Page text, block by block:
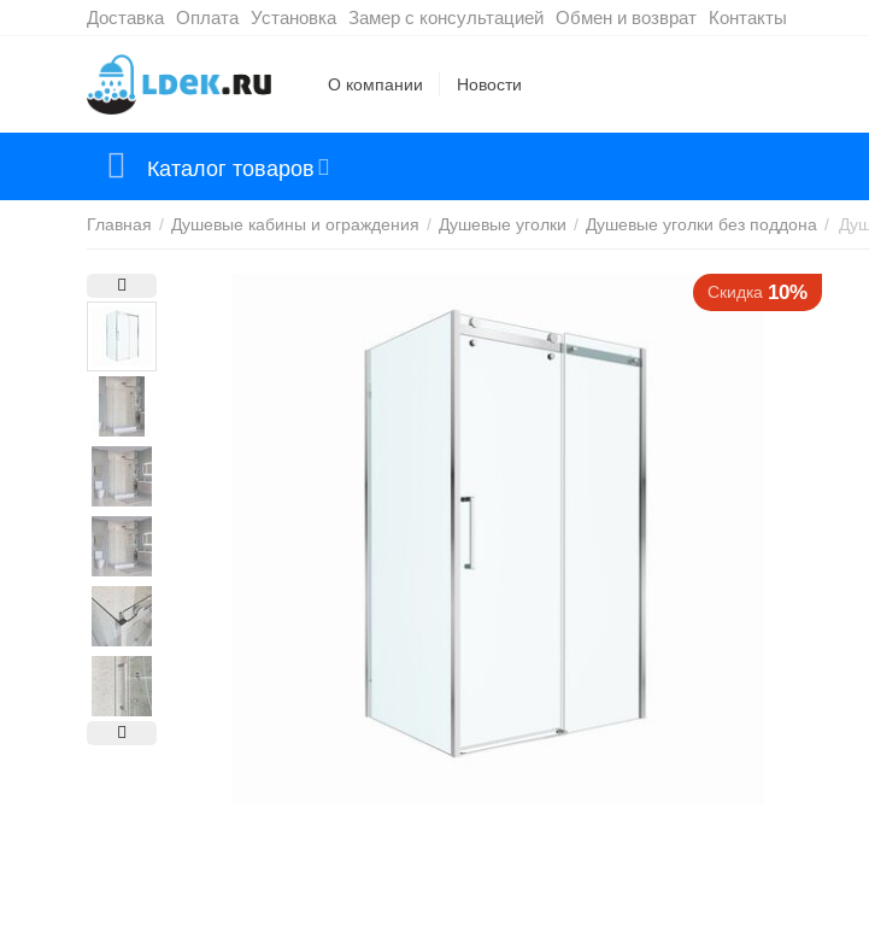
Доставка Оплата Установка Замер с консультацией Обмен и возврат Контакты
О компании Новости
Каталог товаров
Главная / Душевые кабины и ограждения / Душевые уголки / Душевые уголки без поддона /